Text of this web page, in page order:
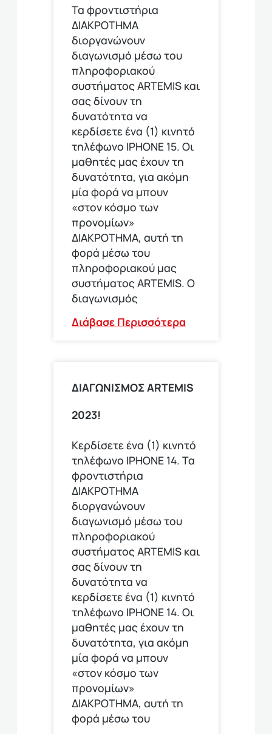
Τα φροντιστήρια
ΔΙΑΚΡΟΤΗΜΑ
διοργανώνουν
διαγωνισμό μέσω του
πληροφοριακού
συστήματος ARTEMIS και
σας δίνουν τη
δυνατότητα να
κερδίσετε ένα (1) κινητό
τηλέφωνο ΙΡΗΟΝΕ 15. Οι
μαθητές μας έχουν τη
δυνατότητα, για ακόμη
μία φορά να μπουν
«στον κόσμο των
προνομίων»
ΔΙΑΚΡΟΤΗΜΑ, αυτή τη
φορά μέσω του
πληροφοριακού μας
συστήματος ARTEMIS. Ο
διαγωνισμός
Διάβασε Περισσότερα
ΔΙΑΓΩΝΙΣΜΟΣ ARTEMIS
2023!
Κερδίσετε ένα (1) κινητό
τηλέφωνο ΙΡΗΟΝΕ 14. Τα
φροντιστήρια
ΔΙΑΚΡΟΤΗΜΑ
διοργανώνουν
διαγωνισμό μέσω του
πληροφοριακού
συστήματος ARTEMIS και
σας δίνουν τη
δυνατότητα να
κερδίσετε ένα (1) κινητό
τηλέφωνο ΙΡΗΟΝΕ 14. Οι
μαθητές μας έχουν τη
δυνατότητα, για ακόμη
μία φορά να μπουν
«στον κόσμο των
προνομίων»
ΔΙΑΚΡΟΤΗΜΑ, αυτή τη
φορά μέσω του